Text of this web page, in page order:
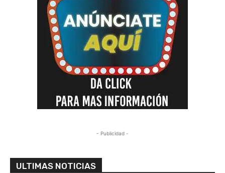
- Publicidad -
ULTIMAS NOTICIAS